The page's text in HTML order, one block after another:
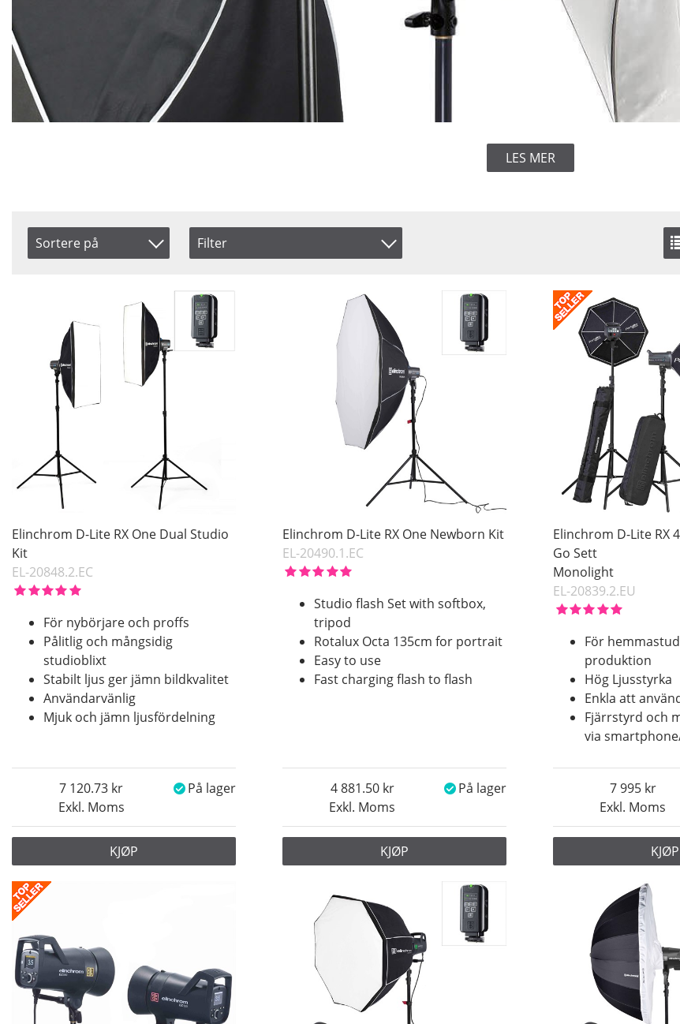
LES MER
Sortere på Filter
Broncolor
Elinchrom
På lager
Ikke på lager
Power
Monolight
Elinchrom D-Lite RX One Dual Studio
Kit
EL-20848.2.EC
För nybörjare och proffs
Pålitlig och mångsidig
studioblixt
Stabilt ljus ger jämn bildkvalitet
Användarvänlig
Mjuk och jämn ljusfördelning
Exkl. Moms
7 120.73 På lager
KJØP
Elinchrom D-Lite RX One Newborn Kit
EL-20490.1.EC
Studio flash Set with softbox,
tripod
Rotalux Octa 135cm for portrait
Easy to use
Fast charging flash to flash
Exkl. Moms
4 881.50 På lager
KJØP
Elinchrom D-Lite RX
Go Sett
Monolight
EL-20839.2.EU
För
produktion
Hög Ljusstyrka
Enkla att
Fjärrstyrd och
via
Exkl. Moms
7 995
KJØP